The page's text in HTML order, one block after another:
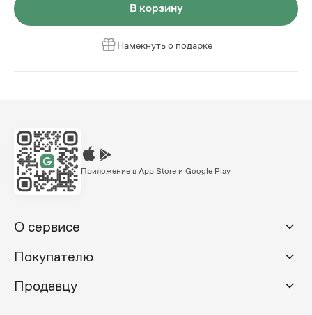
В корзину
Намекнуть о подарке
Приложение в App Store и Google Play
О сервисе
Покупателю
Продавцу